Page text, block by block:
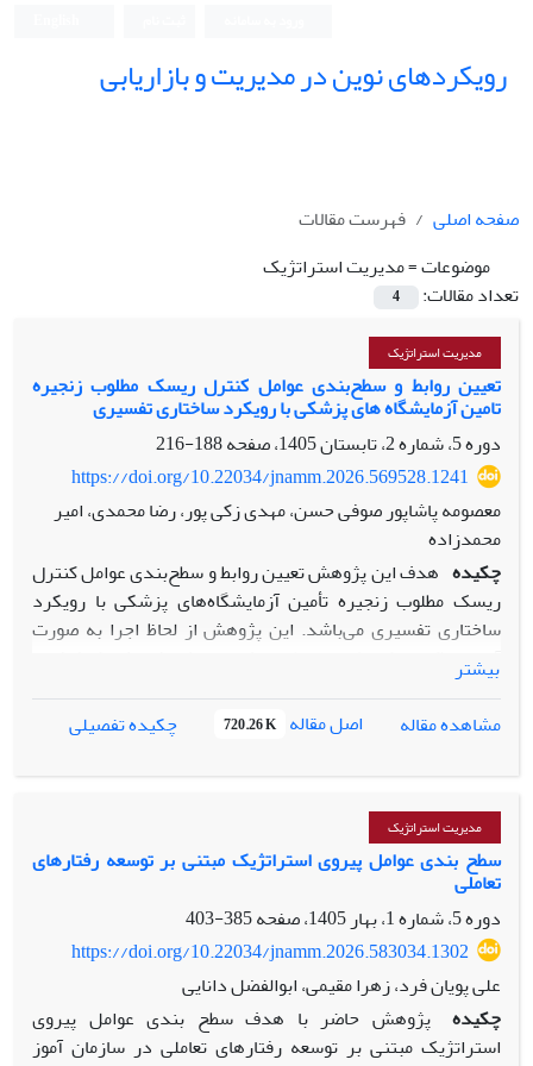
رویکردهای نوین در مدیریت و بازاریابی
صفحه اصلی
فهرست مقالات
موضوعات =مدیریت استراتژیک
تعداد مقالات:
4
مدیریت استراتژیک
تعیین روابط و سطح‌بندی عوامل کنترل ریسک مطلوب زنجیره
تامین آزمایشگاه های پزشکی با رویکرد ساختاری تفسیری
دوره 5، شماره 2، تابستان 1405، صفحه
188-216
https://doi.org/10.22034/jnamm.2026.569528.1241
معصومه پاشاپور صوفی حسن، مهدی زکی پور، رضا محمدی، امیر
محمدزاده
چکیده هدف این پژوهش تعیین روابط و سطح‌بندی عوامل کنترل
ریسک مطلوب زنجیره تأمین آزمایشگاه‌های پزشکی با رویکرد
ساختاری تفسیری می‌باشد. این پژوهش از لحاظ اجرا به صورت
آمیخته (کیفی-کمی) و از منظر هدف اجرا یک پژوهش اکتشافی و
پژوهش توصیفی - پیمایشی انجام گرفت. جامعه آماری پژوهش
شامل 15 نفر از مدیران و کارشناسان عالی رتبه در آزمایشگاه‌های
پزشکی در طول زنجیره تأمین فعالیت بودند، می‌باشد که با
استفاده از روش نمونه گیری گلوله برفی انتخاب شدند. ابزار
و تحلیل داده‌ها از روش دلفی فازی و مدل سازی ساختاری
تفسیری (ISM) و نرم افزار میک مک استفاده گردید. نتایج تحلیل
ساختاری تفسیری توسط مدل اکتشافی نشان داد که مدل اکتشافی
پژوهش دارای 4 عامل اصلی و 13 عامل فرعی در چهار سطح
شناسایی شدند. سطح چهارم شناسایی ریسک‌های زنجیره تأمین
شامل ابعاد ریسک‌های مالی و قانونی، ریسک‌های کیفیت و
ریسک‌های تأمین‌کننده و لجستیکی است. در سطح سوم تجزیه و
تحلیل شکست و آثار آن شامل شناسایی نقاط ضعف؛ تحلیل آثار
شکست و اولویت‌بندی ریسک‌ها قرار دارد. در سطح دوم بعد
بیشتر
مشاهده مقاله
اصل مقاله 720.26 K چکیده تفصیلی
مدیریت استراتژیک
سطح بندی عوامل پیروی استراتژیک مبتنی بر توسعه رفتارهای
تعاملی
دوره 5، شماره 1، بهار 1405، صفحه
385-403
https://doi.org/10.22034/jnamm.2026.583034.1302
علی پویان فرد، زهرا مقیمی، ابوالفضل دانایی
چکیده
پژوهش حاضر با هدف سطح بندی عوامل پیروی
استراتژیک مبتنی بر توسعه رفتارهای تعاملی در سازمان آموز